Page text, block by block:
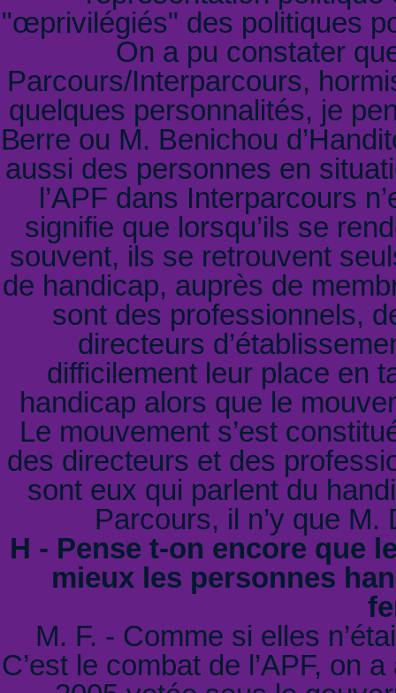
"œprivilégiés" des politiques
On a pu constater
Parcours/Interparcours,
quelques personnalités, je
Berre ou M. Benichou
aussi des personnes en
l’APF dans Interparcours
signifie que lorsqu’ils se
souvent, ils se retrouvent
de handicap, auprès de
sont des professionnels,
directeurs
difficilement leur place en
handicap alors que le
Le mouvement s’est
des directeurs et des
sont eux qui parlent du
Parcours, il n’y que
H - Pense t-on encore que
mieux les personnes
M. F. - Comme si elles
C’est le combat de l’APF, on